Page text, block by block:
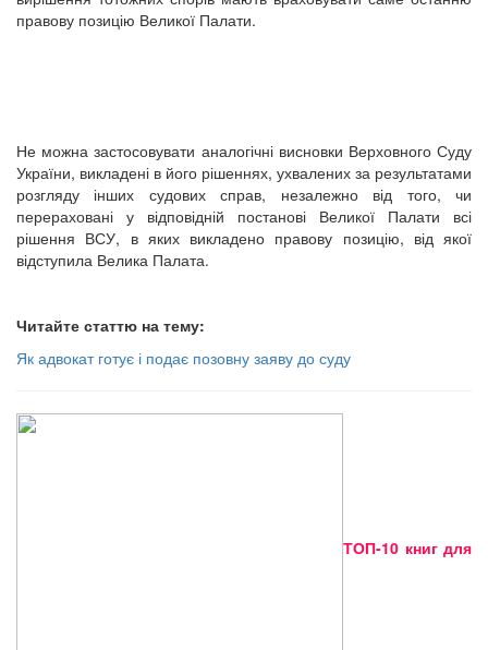
правову позицію Великої Палати.
Не можна застосовувати аналогічні висновки Верховного Суду
України, викладені в його рішеннях, ухвалених за результатами
розгляду інших судових справ, незалежно від того, чи
перераховані у відповідній постанові Великої Палати всі
рішення ВСУ, в яких викладено правову позицію, від якої
відступила Велика Палата.
Читайте статтю на тему:
Як адвокат готує і подає позовну заяву до суду
ТОП-10 книг для